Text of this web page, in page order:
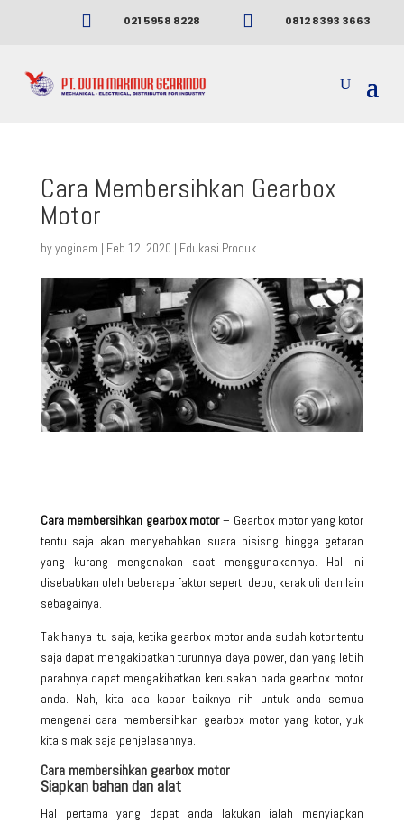
 021 5958 8228  0812 8393 3663
Cara Membersihkan Gearbox
Motor
byyoginam | Feb 12, 2020 | Edukasi Produk
Cara membersihkan gearbox motor– Gearbox motor yang kotor
tentu saja akan menyebabkan suara bisisng hingga getaran
yang kurang mengenakan saat menggunakannya. Hal ini
disebabkan oleh beberapa faktor seperti debu, kerak oli dan lain
sebagainya.
Tak hanya itu saja, ketika gearbox motor anda sudah kotor tentu
saja dapat mengakibatkan turunnya daya power, dan yang lebih
parahnya dapat mengakibatkan kerusakan pada gearbox motor
anda. Nah, kita ada kabar baiknya nih untuk anda semua
mengenai cara membersihkan gearbox motor yang kotor, yuk
kita simak saja penjelasannya.
Cara membersihkan gearbox motor
Siapkan bahan dan alat
Hal pertama yang dapat anda lakukan ialah menyiapkan